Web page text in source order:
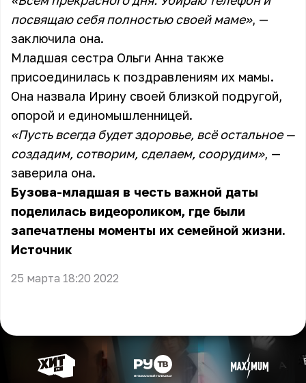
посвящаю себя полностью своей маме», —
заключила она.
Младшая сестра Ольги Анна также
присоединилась к поздравлениям их мамы.
Она назвала Ирину своей близкой подругой,
опорой и единомышленницей.
«Пусть всегда будет здоровье, всё остальное —
создадим, сотворим, сделаем, соорудим», —
заверила она.
Бузова-младшая в честь важной даты
поделилась видеороликом, где были
запечатлены моменты их семейной жизни.
Источник
25 марта 18:20 2022